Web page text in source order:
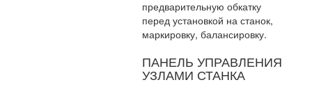
предварительную обкатку
перед установкой на станок,
маркировку, балансировку.
ПАНЕЛЬ УПРАВЛЕНИЯ
УЗЛАМИ СТАНКА